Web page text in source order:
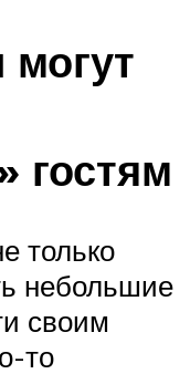
могут
гостям
только
небольшие
своим
то